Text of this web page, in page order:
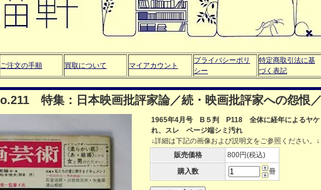
ご注文の手順 買取について マイアカウント
プライバシーポリ
シー
特定商取引法に基
づく表記
特集：日本映画批評家論／続・映画批評家への怨恨
1965年4月号 B５判 P118 全体に経年によるヤ
れ、スレ ページ端シミ汚れ
↓詳細は下記の画像および説明文をご参照ください。↓
販売価格
800円(税込)
購入数
冊